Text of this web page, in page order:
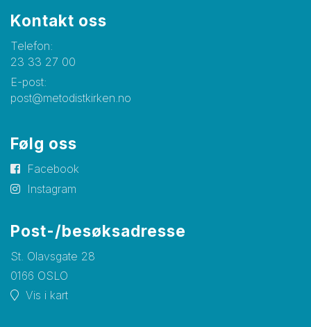
Kontakt oss
Telefon:
23 33 27 00
E-post:
post@metodistkirken.no
Følg oss
Facebook
Instagram
Post-/besøksadresse
St. Olavsgate 28
0166 OSLO
Vis i kart